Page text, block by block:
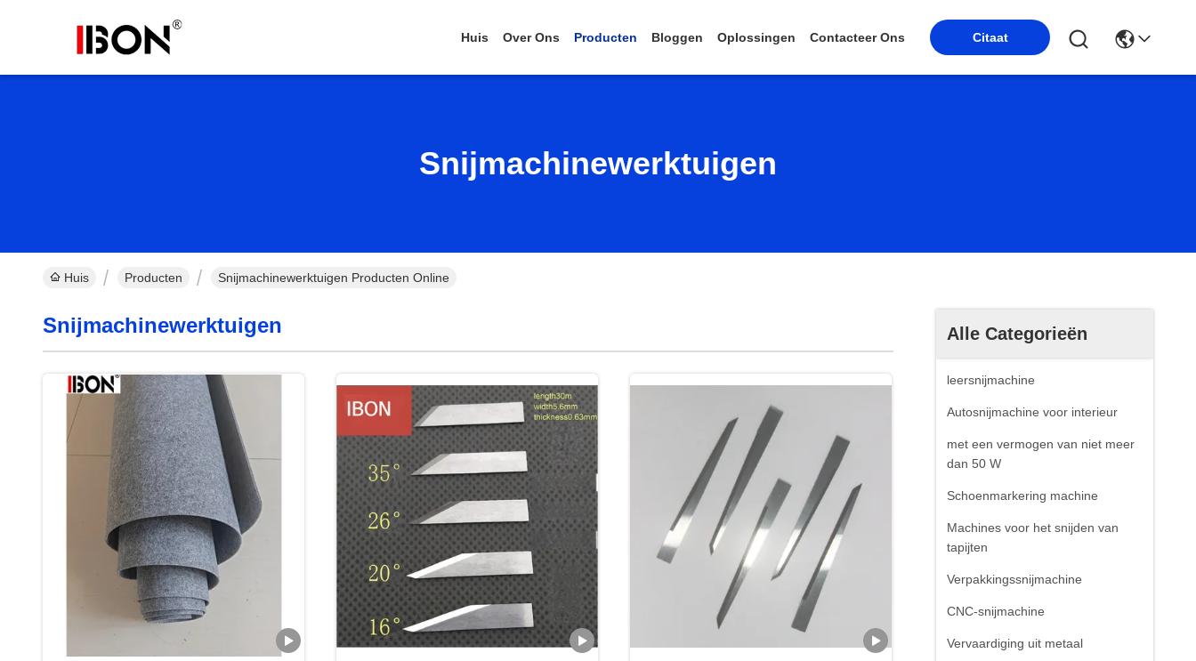
Huis Over Ons Producten Bloggen Oplossingen Contacteer Ons Citaat
Snijmachinewerktuigen
Huis Producten Snijmachinewerktuigen Producten Online
Alle Categorieën
leersnijmachine
Autosnijmachine voor interieur
met een vermogen van niet meer
dan 50 W
Schoenmarkering machine
Machines voor het snijden van
tapijten
Verpakkingssnijmachine
CNC-snijmachine
Vervaardiging uit metaal
Snijmachinewerktuigen